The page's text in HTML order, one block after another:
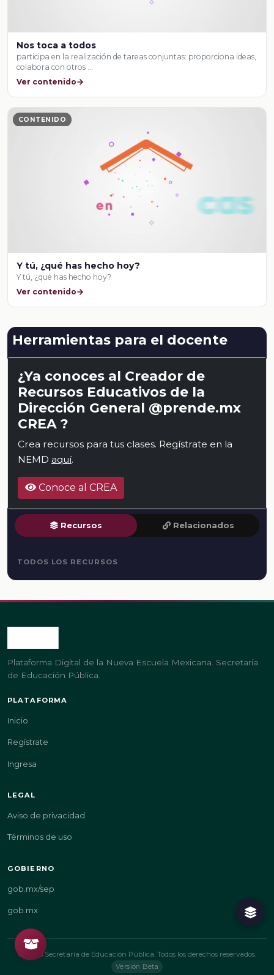
Nos toca a todos
participa en la realización de tareas conjuntas: proporciona ideas,
colabora con otros …
Ver contenido
CONTENIDO
Y tú, ¿qué has hecho hoy?
Y tú, ¿qué has hecho hoy?
Ver contenido
Herramientas para el docente
¿Ya conoces al Creador de
Recursos Educativos de la
Dirección General @prende.mx
CREA ?
Crea recursos para tus clases. Regístrate en la
NEMD aquí.
Conoce al CREA
Recursos Relacionados
TODOS LOS RECURSOS
Plataforma Digital de la Nueva Escuela Mexicana. Secretaría
de Educación Pública.
PLATAFORMA
Inicio
Regístrate
Ingresa
LEGAL
Aviso de privacidad
Términos de uso
GOBIERNO
gob.mx/sep
gob.mx
© 2026 Secretaría de Educación Pública. Todos los derechos reservados.
Versión Beta